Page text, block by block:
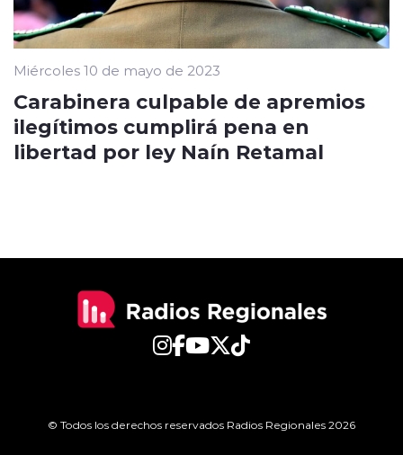
Miércoles 10 de mayo de 2023
Carabinera culpable de apremios
ilegítimos cumplirá pena en
libertad por ley Naín Retamal
© Todos los derechos reservados Radios Regionales 2026